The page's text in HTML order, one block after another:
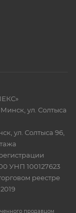
ул. Солтыса
ул. Солтыса 96,
УНП 100127623
реестре
продавцом